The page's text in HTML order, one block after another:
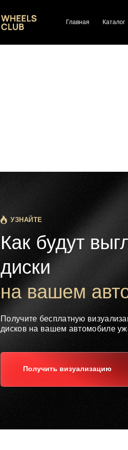
Главная Каталог
УЗНАЙТЕ
Как будут
диски
на вашем
Получите бесплатную
дисков на вашем автомобиле
Получить визуализацию